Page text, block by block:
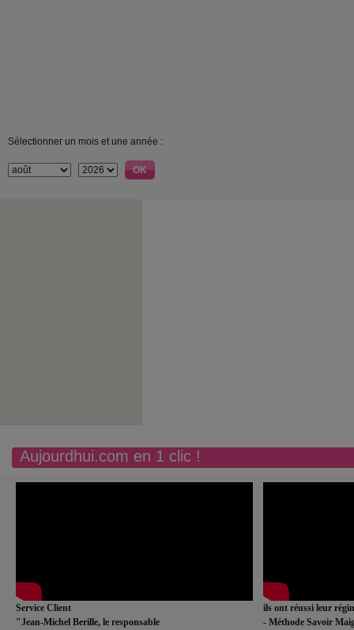
Sélectionner un mois et une année :
Aujourdhui.com en 1 clic !
Service Client
"Jean-Michel Berille, le responsable
ils ont réussi leur
- Méthode Savoir